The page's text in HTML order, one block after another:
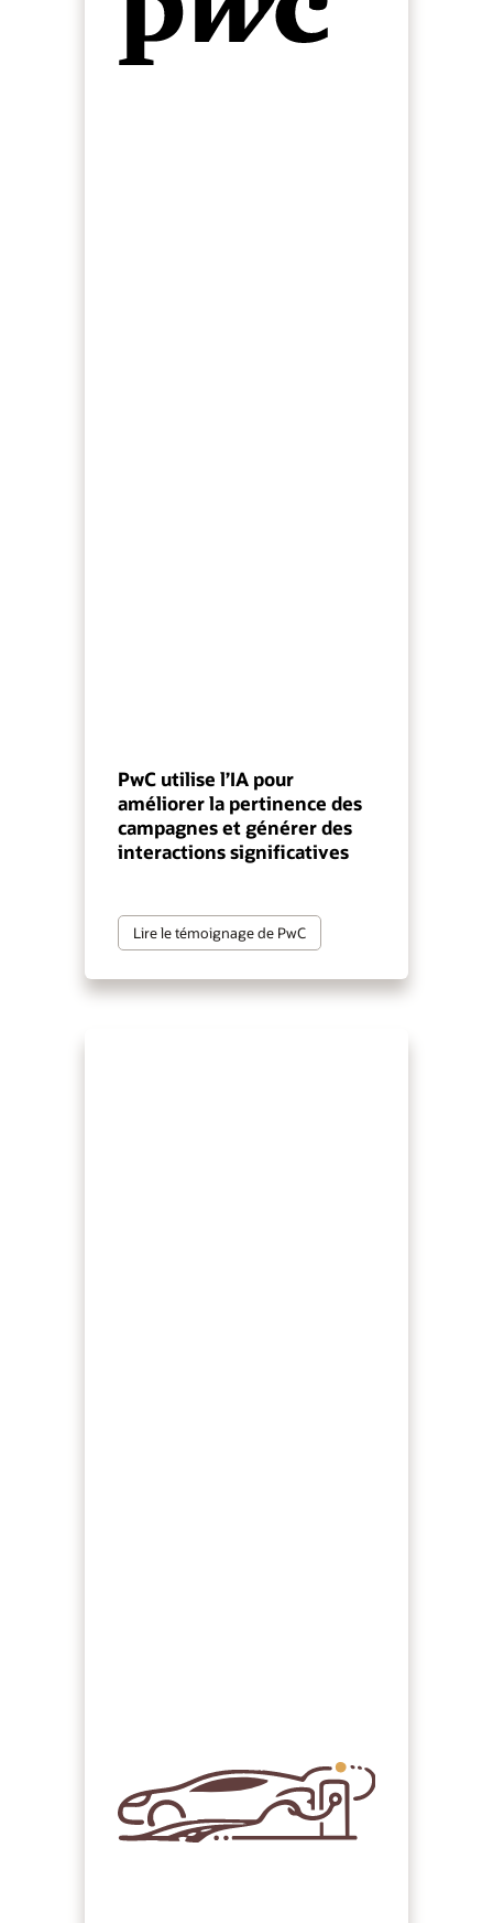
PwC utilise l’IA pour
améliorer la pertinence des
campagnes et générer des
interactions significatives
Lire le témoignage de PwC